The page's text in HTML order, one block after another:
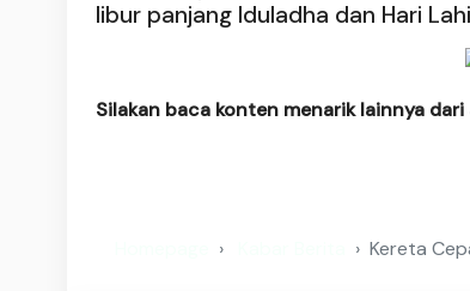
libur panjang Iduladha dan Hari
Silakan baca konten menarik lainnya dari
Kereta